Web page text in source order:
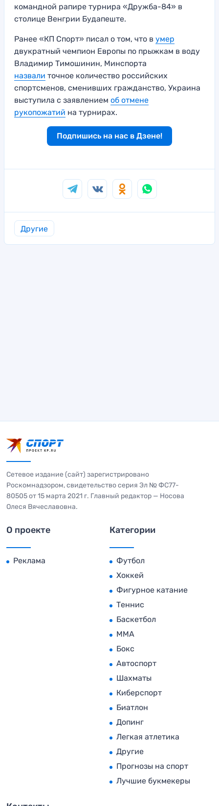
командной рапире турнира «Дружба-84» в
столице Венгрии Будапеште.
Ранее «КП Спорт» писал о том, что в умер
двукратный чемпион Европы по прыжкам в воду
Владимир Тимошинин, Минспорта
назвали точное количество российских
спортсменов, сменивших гражданство, Украина
выступила с заявлением об отмене
рукопожатий на турнирах.
Подпишись на нас в Дзене!
Другие
Сетевое издание (сайт) зарегистрировано
Роскомнадзором, свидетельство серия Эл № ФС77-
80505 от 15 марта 2021 г. Главный редактор — Носова
Олеся Вячеславовна.
О проекте
Реклама
Категории
Футбол
Хоккей
Фигурное катание
Теннис
Баскетбол
MMA
Бокс
Автоспорт
Шахматы
Киберспорт
Биатлон
Допинг
Легкая атлетика
Другие
Прогнозы на спорт
Лучшие букмекеры